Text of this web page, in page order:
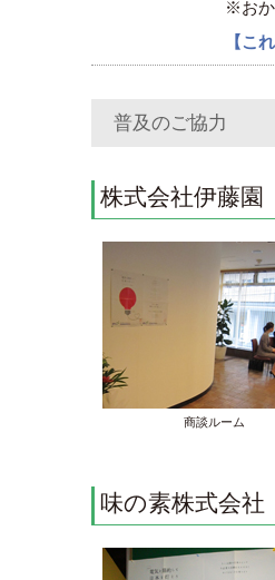
※おか
【こ
普及のご協力
株式会社伊藤園
商談ルーム
味の素株式会社